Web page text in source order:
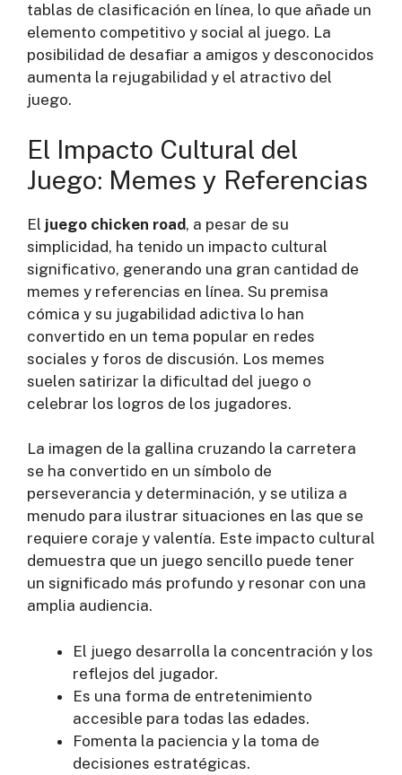
tablas de clasificación en línea, lo que añade un
elemento competitivo y social al juego. La
posibilidad de desafiar a amigos y desconocidos
aumenta la rejugabilidad y el atractivo del
juego.
El Impacto Cultural del
Juego: Memes y Referencias
El juego chicken road, a pesar de su
simplicidad, ha tenido un impacto cultural
significativo, generando una gran cantidad de
memes y referencias en línea. Su premisa
cómica y su jugabilidad adictiva lo han
convertido en un tema popular en redes
sociales y foros de discusión. Los memes
suelen satirizar la dificultad del juego o
celebrar los logros de los jugadores.
La imagen de la gallina cruzando la carretera
se ha convertido en un símbolo de
perseverancia y determinación, y se utiliza a
menudo para ilustrar situaciones en las que se
requiere coraje y valentía. Este impacto cultural
demuestra que un juego sencillo puede tener
un significado más profundo y resonar con una
amplia audiencia.
El juego desarrolla la concentración y los
reflejos del jugador.
Es una forma de entretenimiento
accesible para todas las edades.
Fomenta la paciencia y la toma de
decisiones estratégicas.